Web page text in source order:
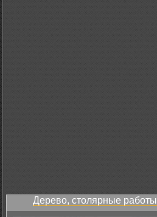
Дерево, столярные работы